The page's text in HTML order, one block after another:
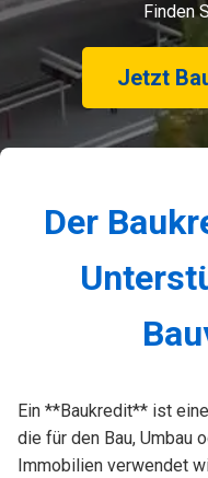
Finden
Jetzt
Der
Ein **Baukredit** ist
die für den Bau, Umbau
Immobilien verwendet